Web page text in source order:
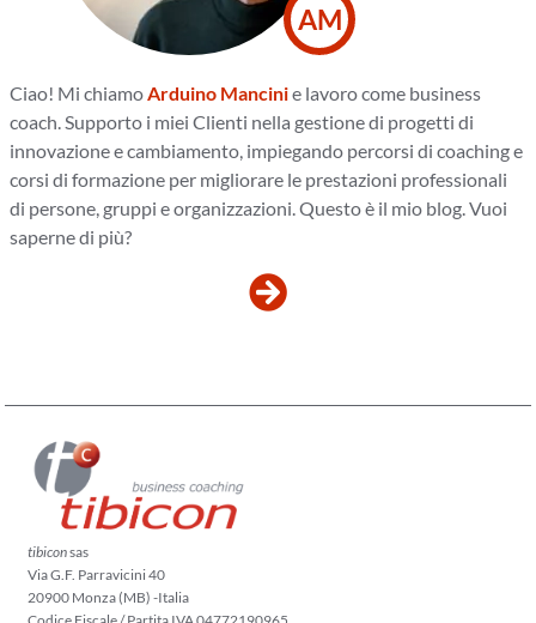
AM
Ciao! Mi chiamo Arduino Mancinie lavoro come business
coach. Supporto i miei Clienti nella gestione di progetti di
innovazione e cambiamento, impiegando percorsi di coaching e
corsi di formazione per migliorare le prestazioni professionali
di persone, gruppi e organizzazioni. Questo è il mio blog. Vuoi
saperne di più?
tibiconsas
Via G.F. Parravicini 40
20900 Monza (MB) -Italia